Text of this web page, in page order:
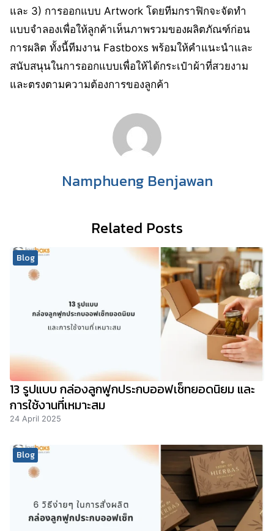
และ 3) การออกแบบ Artwork โดยทีมกราฟิกจะจัดทำ
แบบจำลองเพื่อให้ลูกค้าเห็นภาพรวมของผลิตภัณฑ์ก่อน
การผลิต ทั้งนี้ทีมงาน Fastboxs พร้อมให้คำแนะนำและ
สนับสนุนในการออกแบบเพื่อให้ได้กระเป๋าผ้าที่สวยงาม
และตรงตามความต้องการของลูกค้า
Namphueng Benjawan
Related Posts
Blog
13 รูปแบบ กล่องลูกฟูกประกบออฟเซ็ทยอดนิยม และ
การใช้งานที่เหมาะสม
24 April 2025
Blog